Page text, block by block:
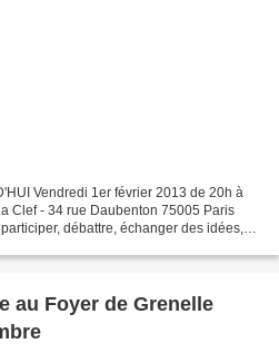
Vendredi 1er février 2013 de 20h à
Clef - 34 rue Daubenton 75005 Paris
débattre, échanger des idées,
au Foyer de Grenelle